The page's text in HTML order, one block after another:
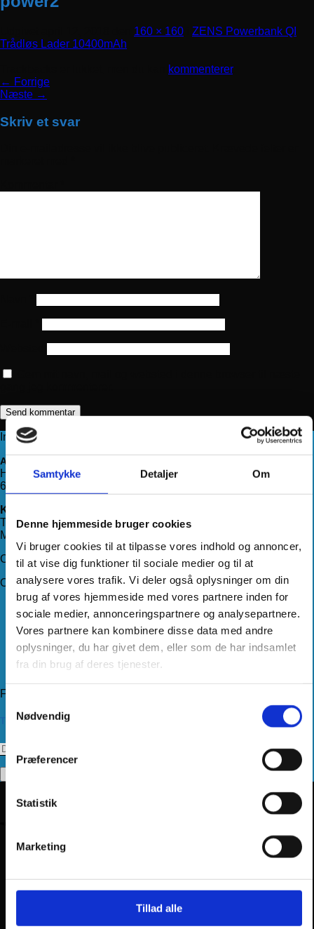
Samtykke Detaljer Om
Denne hjemmeside bruger cookies
Vi bruger cookies til at tilpasse vores indhold og annoncer,
til at vise dig funktioner til sociale medier og til at
analysere vores trafik. Vi deler også oplysninger om din
brug af vores hjemmeside med vores partnere inden for
sociale medier, annonceringspartnere og analysepartnere.
Vores partnere kan kombinere disse data med andre
oplysninger, du har givet dem, eller som de har indsamlet
fra din brug af deres tjenester.
Nødvendig
Præferencer
Statistik
Marketing
Tillad alle
160 × 160
ZENS Powerbank QI
Trådløs Lader 10400mAh
kommenterer.
← Forrige
Næste →
Skriv et svar
Information
Adresse
Haderslevvej 78, st.
6200 Aabenraa
Kontakt os
Telefon:71 99 75 88
Mail:
CVR: 33994680
Om Hjemmeudstyr
Om os
Handelsbetingelser
Levering
Kundeservice
Returnering
Privatlivspolitik
Følg os
Tilmeld dig vores nyhedsbrev